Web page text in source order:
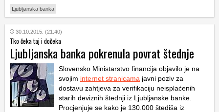
Ljubljanska banka
30.10.2015. (21:40)
Tko čeka taj i dočeka
Ljubljanska banka pokrenula povrat štednje
Slovensko Ministarstvo financija objavilo je na
svojim internet stranicama javni poziv za
dostavu zahtjeva za verifikaciju neisplaćenih
starih deviznih štednji iz Ljubljanske banke.
Procjenjuje se kako je 130.000 štediša iz